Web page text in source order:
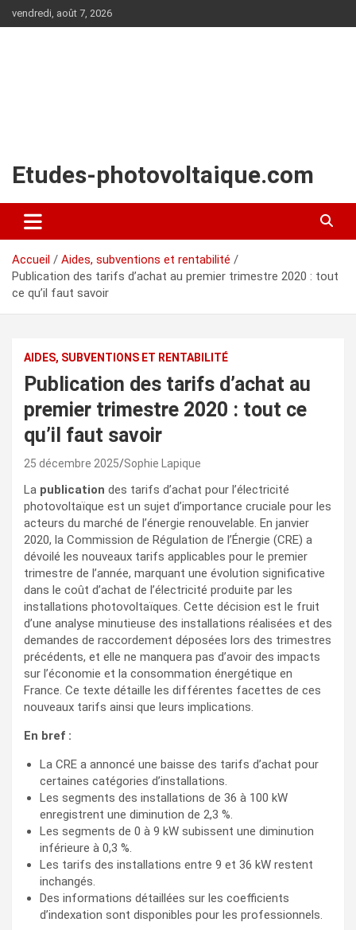
au
vendredi, août 7, 2026
Etudes-photovoltaique.com
Accueil
Aides, subventions et rentabilité
Publication des tarifs d’achat au premier trimestre 2020 : tout
ce qu’il faut savoir
AIDES, SUBVENTIONS ET RENTABILITÉ
Publication des tarifs d’achat au
premier trimestre 2020 : tout ce
qu’il faut savoir
25 décembre 2025 Sophie Lapique
La publication des tarifs d’achat pour l’électricité
photovoltaïque est un sujet d’importance cruciale pour les
acteurs du marché de l’énergie renouvelable. En janvier
2020, la Commission de Régulation de l’Énergie (CRE) a
dévoilé les nouveaux tarifs applicables pour le premier
trimestre de l’année, marquant une évolution significative
dans le coût d’achat de l’électricité produite par les
installations photovoltaïques. Cette décision est le fruit
d’une analyse minutieuse des installations réalisées et des
demandes de raccordement déposées lors des trimestres
précédents, et elle ne manquera pas d’avoir des impacts
sur l’économie et la consommation énergétique en
France. Ce texte détaille les différentes facettes de ces
nouveaux tarifs ainsi que leurs implications.
En bref :
La CRE a annoncé une baisse des tarifs d’achat pour
certaines catégories d’installations.
Les segments des installations de 36 à 100 kW
enregistrent une diminution de 2,3 %.
Les segments de 0 à 9 kW subissent une diminution
inférieure à 0,3 %.
Les tarifs des installations entre 9 et 36 kW restent
inchangés.
Des informations détaillées sur les coefficients
d’indexation sont disponibles pour les professionnels.